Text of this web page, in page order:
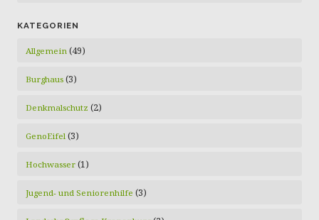
KATEGORIEN
Allgemein (49)
Burghaus (3)
Denkmalschutz (2)
GenoEifel (3)
Hochwasser (1)
Jugend- und Seniorenhilfe (3)